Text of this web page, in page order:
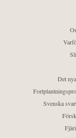
Det
Svenska